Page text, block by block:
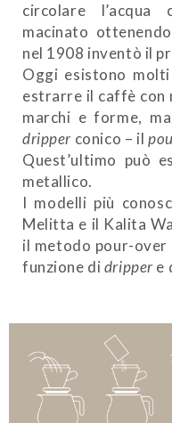
circolare
macinato
nel 1908 inventò il
Oggi esistono
estrarre il caffè con
marchi e forme,
dripper conico – il
Quest’ultimo può
metallico.
I modelli più
Melitta e il Kalita
il metodo pour-over
funzione didripper e